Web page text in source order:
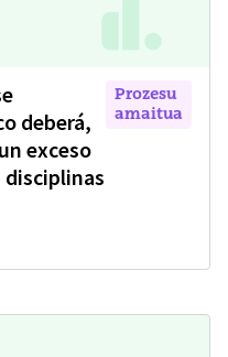
deberá,
exceso
Prozesu
amaitua